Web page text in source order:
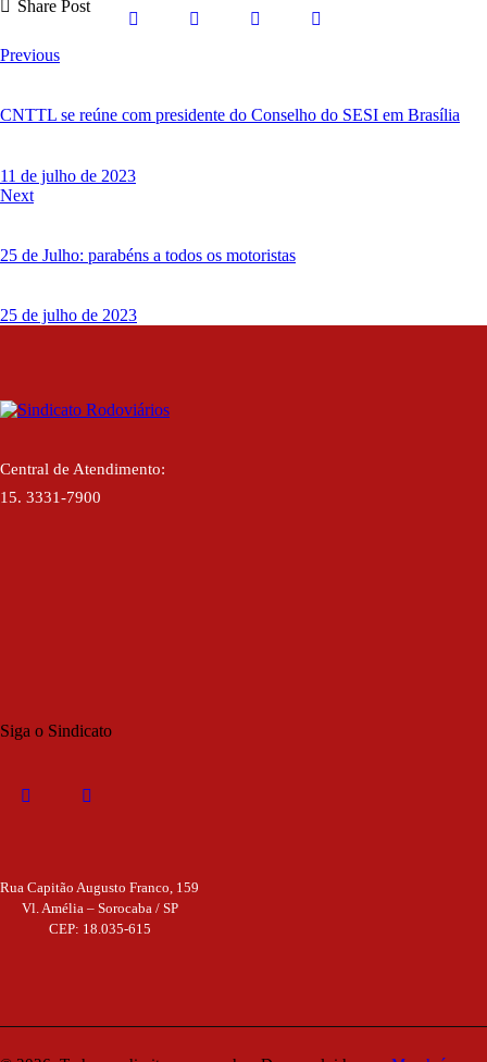
Share Post
Navegação
Previous
CNTTL se reúne com presidente do Conselho do SESI em Brasília
11 de julho de 2023
Next
25 de Julho: parabéns a todos os motoristas
25 de julho de 2023
Central de Atendimento:
15. 3331-7900
Siga o Sindicato
Rua Capitão Augusto Franco, 159
Vl. Amélia – Sorocaba / SP
CEP: 18.035-615